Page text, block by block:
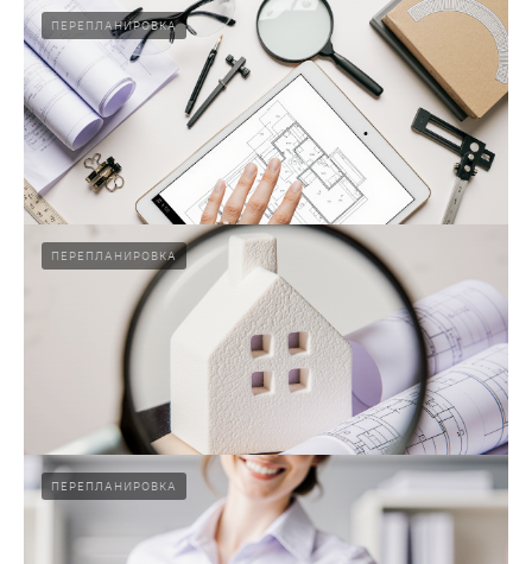
ПЕРЕПЛАНИРОВКА
Что считается перепланировкой?
Перепланировка — это изменение планировки или
конструкции помещения, требующее внесения данных в
техплан и согласования.
04.02.2025
Подробнее
ПЕРЕПЛАНИРОВКА
ПЕРЕПЛАНИРОВКА